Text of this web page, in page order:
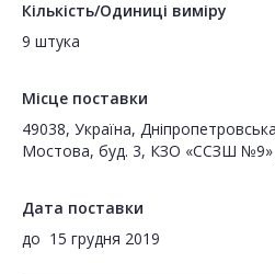
Кількість/Одиниці виміру
9 штука
Місце поставки
49038, Україна,
Мостова, буд. 3, КЗО «ССЗШ
Дата поставки
до 15 грудня 2019